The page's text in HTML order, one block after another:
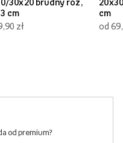
30x20 brudny róż,
cm
zł
cm
od
od premium?